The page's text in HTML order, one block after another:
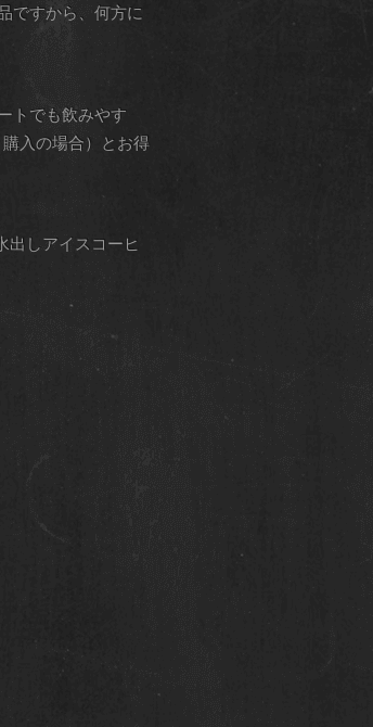
ですから、何方に
トでも飲みやす
入の場合）とお得
出しアイスコーヒ